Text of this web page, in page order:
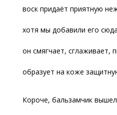
воск придаёт приятную
хотя мы добавили его
он смягчает, сглаживает,
образует на коже
Короче, бальзамчик